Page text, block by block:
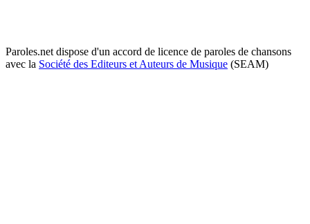
Paroles.net dispose d'un accord de licence de paroles de chansons
avec la Société des Editeurs et Auteurs de Musique (SEAM)